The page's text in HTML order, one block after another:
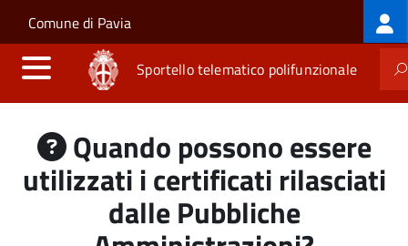
Salta al contenuto principale
Skip to site navigation
Comune di Pavia
Sportello telematico polifunzionale
Quando possono essere
utilizzati i certificati rilasciati
dalle Pubbliche